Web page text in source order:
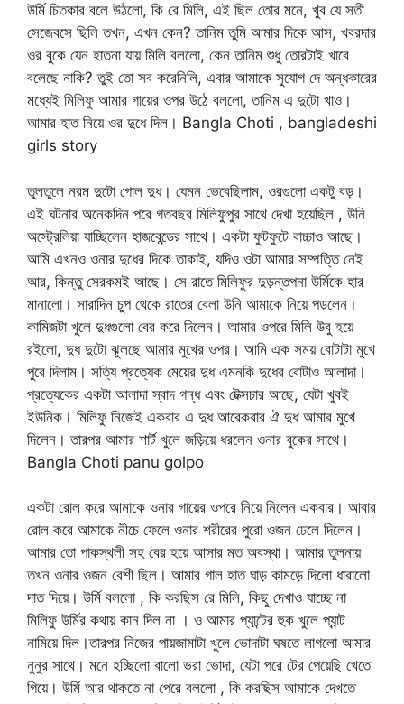
উর্মি চিতকার বলে উঠলো, কি রে মিলি, এই ছিল তোর মনে, খুব যে সতী
সেজেবসে ছিলি তখন, এখন কেন? তানিম তুমি আমার দিকে আস, খবরদার
ওর বুকে যেন হাতনা যায় মিলি বললো, কেন তানিম শুধু তোরটাই খাবে
বলেছে নাকি? তুই তো সব করেনিলি, এবার আমাকে সুযোগ দে অন্ধকারের
মধ্যেই মিলিফু আমার গায়ের ওপর উঠে বললো, তানিম এ দুটো খাও।
আমার হাত নিয়ে ওর দুধে দিল। Bangla Choti , bangladeshi
girls story
তুলতুলে নরম দুটো গোল দুধ। যেমন ভেবেছিলাম, ওরগুলো একটু বড়।
এই ঘটনার অনেকদিন পরে গতবছর মিলিফুপুর সাথে দেখা হয়েছিল , উনি
অস্ট্রেলিয়া যাচ্ছিলেন হাজবেন্ডের সাথে। একটা ফুটফুটে বাচ্চাও আছে।
আমি এখনও ওনার দুধের দিকে তাকাই, যদিও ওটা আমার সম্পত্তি নেই
আর, কিন্তু সেরকমই আছে। সে রাতে মিলিফুর দুড়ন্তপনা উর্মিকে হার
মানালো। সারাদিন চুপ থেকে রাতের বেলা উনি আমাকে নিয়ে পড়লেন।
কামিজটা খুলে দুধগুলো বের করে দিলেন। আমার ওপরে মিলি উবু হয়ে
রইলো, দুধ দুটো ঝুলছে আমার মুখের ওপর। আমি এক সময় বোটাটা মুখে
পুরে দিলাম। সত্যি প্রত্যেক মেয়ের দুধ এমনকি দুধের বোটাও আলাদা।
প্রত্যেকের একটা আলাদা স্বাদ গন্ধ এবং টেক্সচার আছে, যেটা খুবই
ইউনিক। মিলিফু নিজেই একবার এ দুধ আরেকবার ঐ দুধ আমার মুখে
দিলেন। তারপর আমার শার্ট খুলে জড়িয়ে ধরলেন ওনার বুকের সাথে।
Bangla Choti panu golpo
একটা রোল করে আমাকে ওনার গায়ের ওপরে নিয়ে নিলেন একবার। আবার
রোল করে আমাকে নীচে ফেলে ওনার শরীরের পুরো ওজন ঢেলে দিলেন।
আমার তো পাকস্থলী সহ বের হয়ে আসার মত অবস্থা। আমার তুলনায়
তখন ওনার ওজন বেশী ছিল। আমার গাল হাত ঘাড় কামড়ে দিলো ধারালো
দাত দিয়ে। উর্মি বললো , কি করছিস রে মিলি, কিছু দেখাও যাচ্ছে না
মিলিফু উর্মির কথায় কান দিল না । ও আমার প্যান্টের হুক খুলে প্যান্ট
নামিয়ে দিল।তারপর নিজের পায়জামাটা খুলে ভোদাটা ঘষতে লাগলো আমার
নুনুর সাথে। মনে হচ্ছিলো বালো ভরা ভোদা, যেটা পরে টের পেয়েছি খেতে
গিয়ে। উর্মি আর থাকতে না পেরে বললো , কি করছিস আমাকে দেখতে